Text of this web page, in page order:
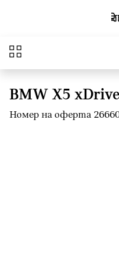
Към основното
Преглед
BMW X5
Номер на оферта